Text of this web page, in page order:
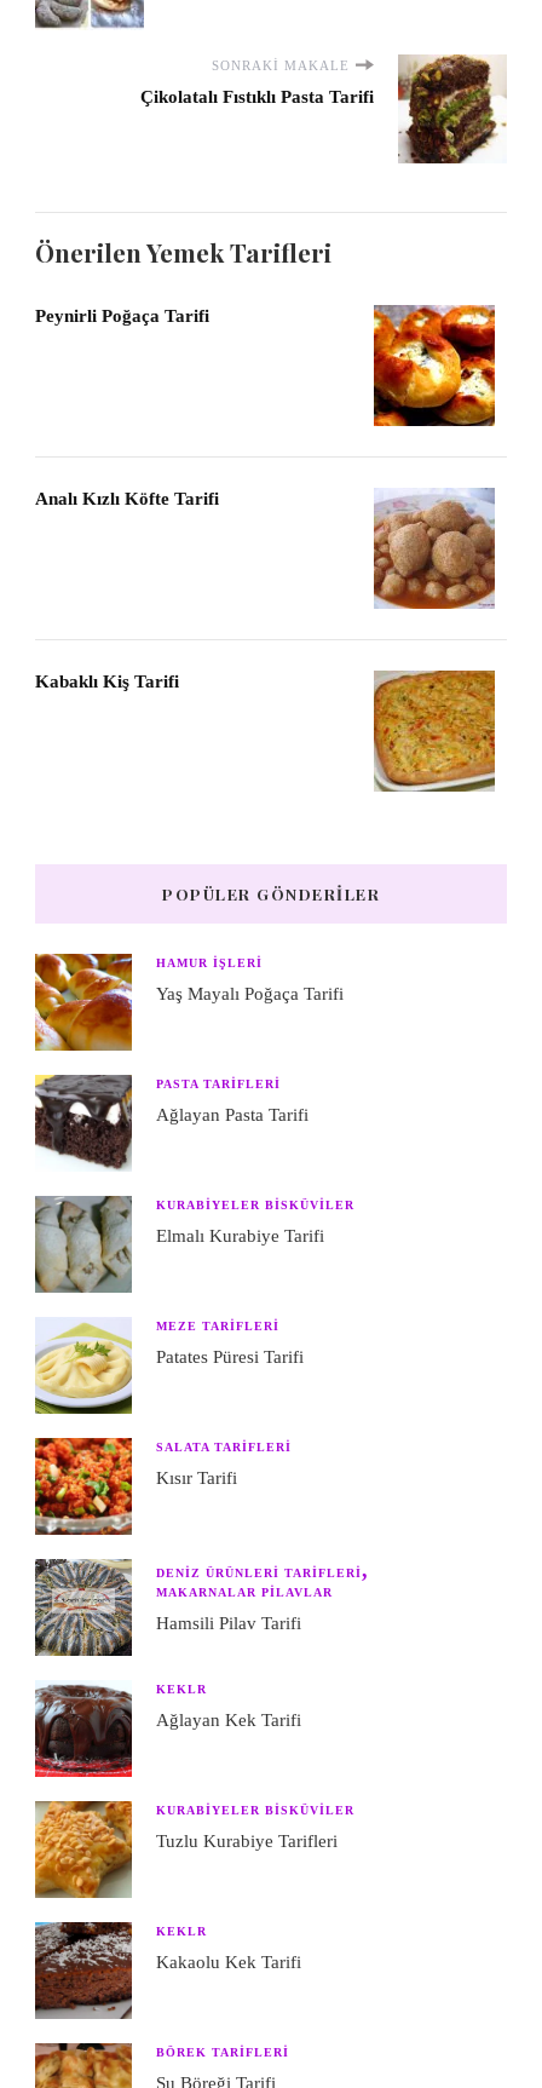
SONRAKI MAKALE
Çikolatalı Fıstıklı Pasta Tarifi
Önerilen Yemek Tarifleri
Peynirli Poğaça Tarifi
Analı Kızlı Köfte Tarifi
Kabaklı Kiş Tarifi
POPÜLER GÖNDERILER
HAMUR IŞLERI
Yaş Mayalı Poğaça Tarifi
PASTA TARIFLERI
Ağlayan Pasta Tarifi
KURABIYELER BISKÜVILER
Elmalı Kurabiye Tarifi
MEZE TARIFLERI
Patates Püresi Tarifi
SALATA TARIFLERI
Kısır Tarifi
DENIZ ÜRÜNLERI TARIFLERI
MAKARNALAR PILAVLAR
Hamsili Pilav Tarifi
KEKLR
Ağlayan Kek Tarifi
KURABIYELER BISKÜVILER
Tuzlu Kurabiye Tarifleri
KEKLR
Kakaolu Kek Tarifi
BÖREK TARIFLERI
Su Böreği Tarifi